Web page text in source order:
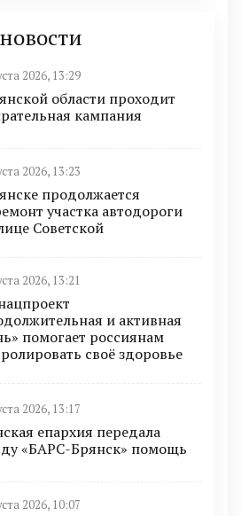
2026, 13:29
области проходит
кампания
2026, 13:23
продолжается
участка автодороги
Советской
2026, 13:21
и активная
помогает россиянам
своё здоровье
2026, 13:17
епархия передала
«БАРС-Брянск» помощь
2026, 10:07